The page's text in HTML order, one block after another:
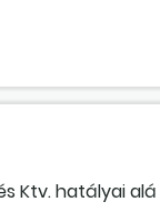
Ktv. hatályai